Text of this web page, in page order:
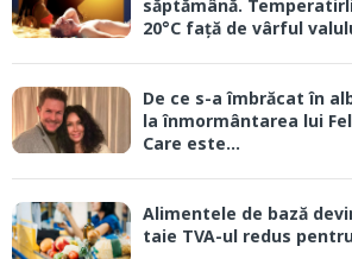
săptămână.
20°C față de vârful
De ce s-a îmbrăcat în
la înmormântarea lui
Care este...
Alimentele de bază
taie TVA-ul redus